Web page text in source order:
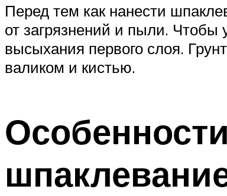
Перед тем как нанести
от загрязнений и пыли. Чтобы
высыхания первого слоя.
валиком и кистью.